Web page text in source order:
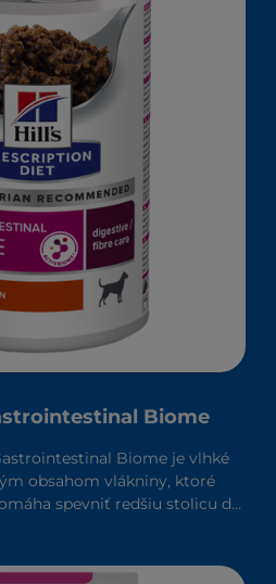
Biome
Biome je vlhké
obsahom vlákniny, ktoré
spevniť redšiu stolicu do
a pomáha zvládať komplexné